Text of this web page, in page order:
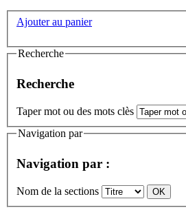
Ajouter au panier
Recherche
Recherche
Taper mot ou des mots clès
Navigation par
Navigation par :
Nom de la sections